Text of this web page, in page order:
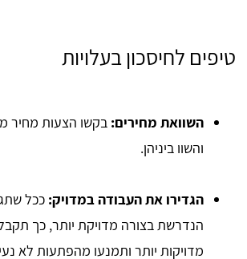
טיפים לחיסכון בעלויות
השוואת מחירים: בקשו הצעות מחיר
והשוו ביניהן.
הגדירו את העבודה במדויק: ככל
הנדרשת בצורה מדויקת יותר, כך
מדויקות יותר ותמנעו מהפתעות לא